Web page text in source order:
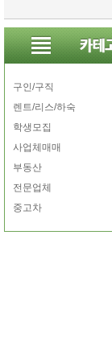
구인/구직
렌트/리스/하숙
학생모집
사업체매매
부동산
전문업체
중고차